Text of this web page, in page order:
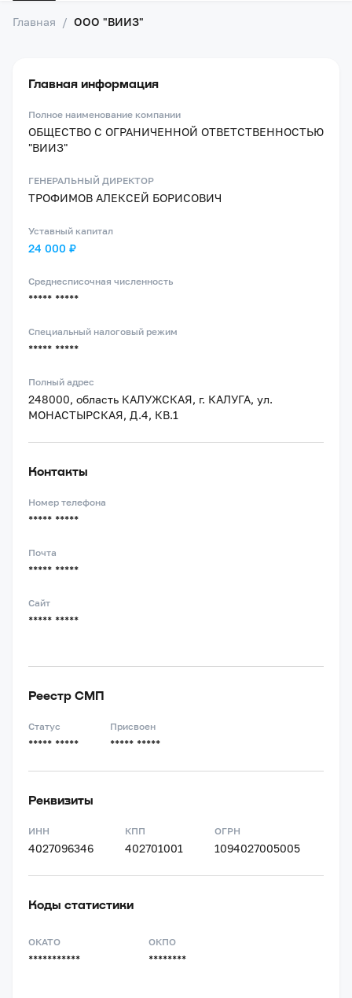
Главная / ООО "ВИИЗ"
Главная информация
Полное наименование компании
ОБЩЕСТВО С ОГРАНИЧЕННОЙ ОТВЕТСТВЕННОСТЬЮ
"ВИИЗ"
ГЕНЕРАЛЬНЫЙ ДИРЕКТОР
ТРОФИМОВ АЛЕКСЕЙ БОРИСОВИЧ
Уставный капитал
24 000 ₽
Среднесписочная численность
***** *****
Специальный налоговый режим
***** *****
Полный адрес
248000, область КАЛУЖСКАЯ, г. КАЛУГА, ул.
МОНАСТЫРСКАЯ, Д.4, КВ.1
Контакты
Номер телефона
***** *****
Почта
***** *****
Сайт
***** *****
Реестр СМП
Статус
***** *****
Присвоен
***** *****
Реквизиты
ИНН
4027096346
КПП
402701001
ОГРН
1094027005005
Коды статистики
ОКАТО
***********
ОКПО
********